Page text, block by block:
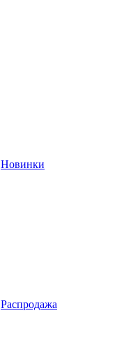
Новинки
Распродажа